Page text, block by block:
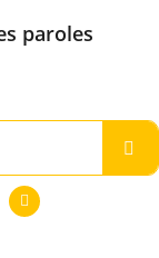
paroles